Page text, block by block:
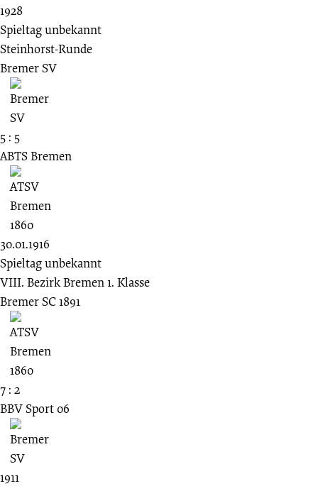
1928
Spieltag unbekannt
Steinhorst-Runde
Bremer SV
5 : 5
ABTS Bremen
30.01.1916
Spieltag unbekannt
VIII. Bezirk Bremen 1. Klasse
Bremer SC 1891
7 : 2
BBV Sport 06
1911